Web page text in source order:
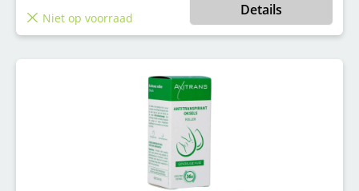
Niet op voorraad Details